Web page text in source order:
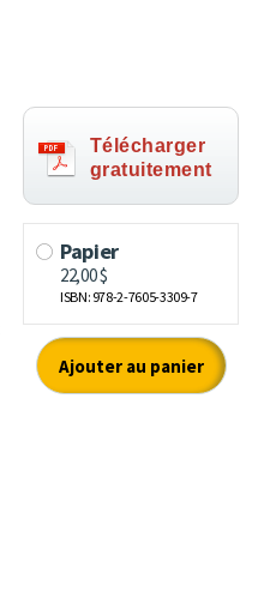
Télécharger
gratuitement